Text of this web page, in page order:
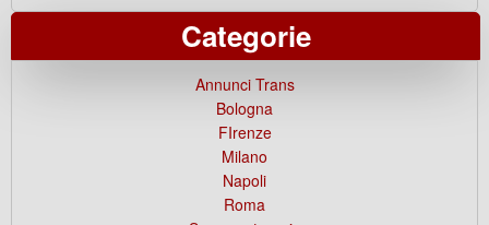
Categorie
Annunci Trans
Bologna
FIrenze
Milano
Napoli
Roma